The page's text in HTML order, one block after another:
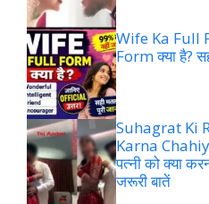
Wife Ka Full
Form क्या है?
Suhagrat Ki
Karna
पत्नी को क्या
जरूरी बातें